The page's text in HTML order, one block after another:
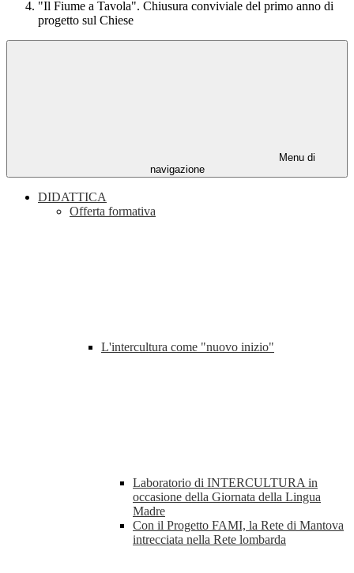
"Il Fiume a Tavola". Chiusura conviviale del primo anno di
progetto sul Chiese
Menu di
navigazione
DIDATTICA
Offerta formativa
L'intercultura come "nuovo inizio"
Laboratorio di INTERCULTURA in
occasione della Giornata della Lingua
Madre
Con il Progetto FAMI, la Rete di Mantova
intrecciata nella Rete lombarda